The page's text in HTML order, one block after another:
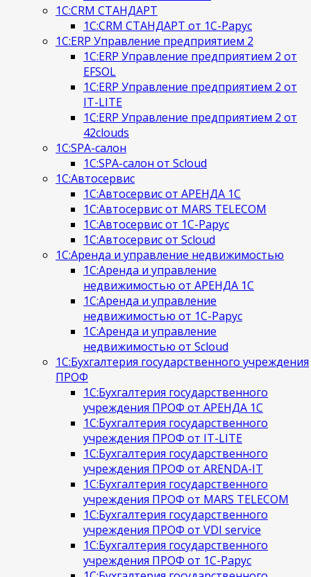
1С:CRM СТАНДАРТ
1С:CRM СТАНДАРТ от 1С-Рарус
1С:ERP Управление предприятием 2
1С:ERP Управление предприятием 2 от
EFSOL
1С:ERP Управление предприятием 2 от
IT-LITE
1С:ERP Управление предприятием 2 от
42clouds
1С:SPA-салон
1С:SPA-салон от Scloud
1С:Автосервис
1С:Автосервис от АРЕНДА 1С
1С:Автосервис от MARS TELECOM
1С:Автосервис от 1С-Рарус
1С:Автосервис от Scloud
1С:Аренда и управление недвижимостью
1С:Аренда и управление
недвижимостью от АРЕНДА 1С
1С:Аренда и управление
недвижимостью от 1С-Рарус
1С:Аренда и управление
недвижимостью от Scloud
1С:Бухгалтерия государственного учреждения
ПРОФ
1С:Бухгалтерия государственного
учреждения ПРОФ от АРЕНДА 1С
1С:Бухгалтерия государственного
учреждения ПРОФ от IT-LITE
1С:Бухгалтерия государственного
учреждения ПРОФ от ARENDA-IT
1С:Бухгалтерия государственного
учреждения ПРОФ от MARS TELECOM
1С:Бухгалтерия государственного
учреждения ПРОФ от VDI service
1С:Бухгалтерия государственного
учреждения ПРОФ от 1С-Рарус